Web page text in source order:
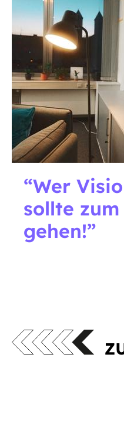
Wer
sollte zum
gehen!